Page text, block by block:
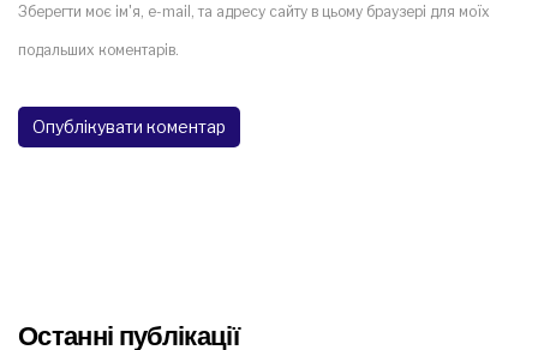
Зберегти моє ім'я, e-mail, та адресу сайту в цьому браузері для моїх
подальших коментарів.
Останні публікації